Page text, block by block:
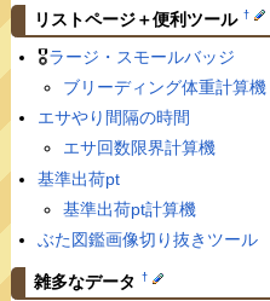
リストページ＋便利ツール †
🎖ラージ・スモールバッジ
ブリーディング体重計算機
エサやり間隔の時間
エサ回数限界計算機
基準出荷pt
基準出荷pt計算機
ぶた図鑑画像切り抜きツール
雑多なデータ †